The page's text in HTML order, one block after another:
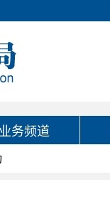
业务频道